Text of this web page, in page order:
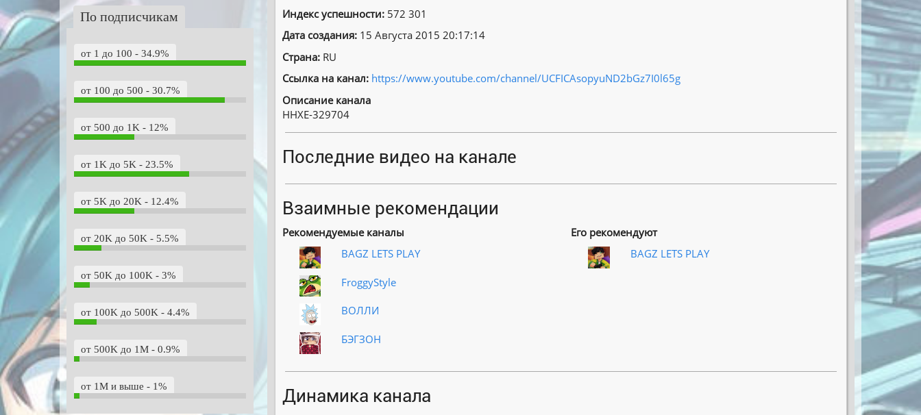
По подписчикам
от 1 до 100 - 34.9%
от 100 до 500 - 30.7%
от 500 до 1K - 12%
от 1K до 5K - 23.5%
от 5K до 20K - 12.4%
от 20K до 50K - 5.5%
от 50K до 100K - 3%
от 100K до 500K - 4.4%
от 500K до 1M - 0.9%
от 1M и выше - 1%
Индекс успешности:572 301
Дата создания:15 Августа 2015 20:17:14
Страна:RU
Ссылка на канал: https://www.youtube.com/channel/UCFICAsopyuND2bGz7I0l65g
Описание канала
HHXE-329704
Последние видео на канале
Взаимные рекомендации
Рекомендуемые каналы
BAGZ LETS PLAY
FroggyStyle
ВОЛЛИ
БЭГЗОН
Его рекомендуют
BAGZ LETS PLAY
Динамика канала